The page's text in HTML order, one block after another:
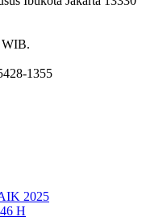
WIB.
1355
2025
H